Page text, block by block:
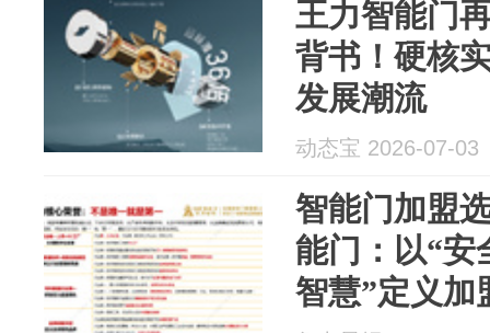
王力智能门
背书！硬核
发展潮流
动态宝 2026-07-03
智能门加盟
能门：以“安
智慧”定义加